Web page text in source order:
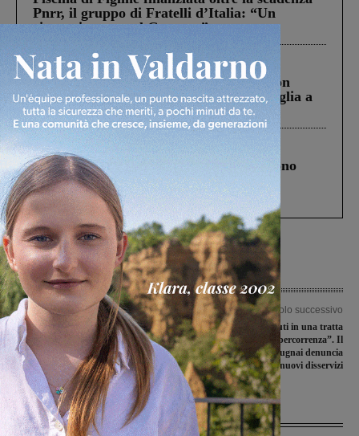
Pnrr, il gruppo di Fratelli d’Italia: “Un
ringraziamento al Governo”
Cronaca 3 Agosto 2026
Scomparso da una struttura di Castiglion
Fiorentino l’uomo che aveva ucciso la figlia a
Levane nel 2020
Cronaca 4 Agosto 2026
Un anno fa la strage in A1 in cui morirono
Gianni, Giulia e Franco. Lo schianto, il
processo, lo stop ai sorpassi fra tir....
Articolo precedente
Jeridi e Palomba di nuovo convocati
nella rappresentativa regionale allievi
Articolo successivo
“Un ritardo di 25 minuti in una tratta
da 41 minuti di percorrenza”. Il
consigliere regionale Mugnai denuncia
nuovi disservizi
Ultime Notizie